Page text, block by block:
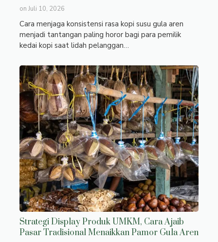
on Juli 10, 2026
Cara menjaga konsistensi rasa kopi susu gula aren
menjadi tantangan paling horor bagi para pemilik
kedai kopi saat lidah pelanggan…
Strategi Display Produk UMKM, Cara Ajaib
Pasar Tradisional Menaikkan Pamor Gula Aren